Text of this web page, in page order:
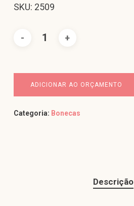
SKU: 2509
ADICIONAR AO ORÇAMENTO
Categoria: Bonecas
Descrição